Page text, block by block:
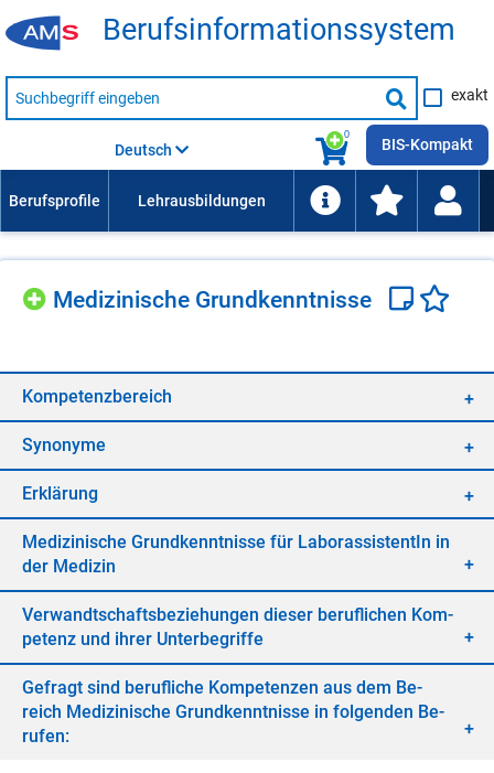
Be­rufs­in­for­ma­ti­ons­sys­tem
Suche
nach
Suche
starten
exakt
0
Deutsch BIS-Kompakt
Me­di­zi­ni­sche Grund­kennt­nis­se
Kom­pe­tenz­be­reich
Syn­ony­me
Er­klä­rung
Me­di­zi­ni­sche Grund­kennt­nis­se für La­bo­ras­sis­ten­tIn in
der Me­di­zin
Ver­wandt­schafts­be­zie­hun­gen die­ser be­ruf­li­chen Kom­
pe­tenz und ih­rer Un­ter­be­grif­fe
Ge­fragt sind be­ruf­li­che Kom­pe­ten­zen aus dem Be­
reich Me­di­zi­ni­sche Grund­kennt­nis­se in fol­gen­den Be­
ru­fen: